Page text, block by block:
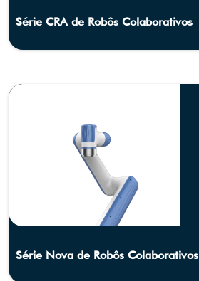
Série CRA de Robôs Colaborativos
Série Nova de Robôs Colaborativos